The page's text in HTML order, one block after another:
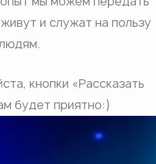
и служат на пользу
кнопки «Рассказать
будет приятно:)